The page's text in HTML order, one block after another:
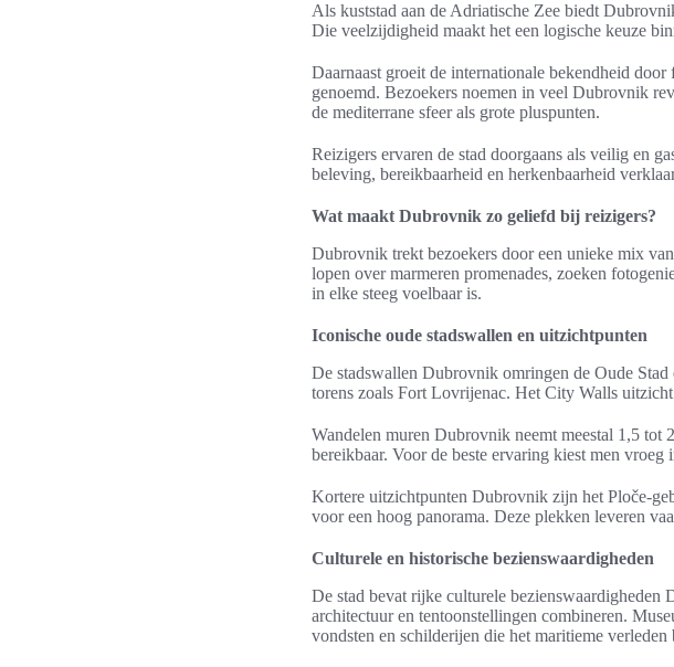
Als kuststad aan de Adriatische Zee biedt
Die veelzijdigheid maakt het een logische keuze
Daarnaast groeit de internationale bekendheid
genoemd. Bezoekers noemen in veel Dubrovnik
de mediterrane sfeer als grote pluspunten.
Reizigers ervaren de stad doorgaans als veilig en
beleving, bereikbaarheid en herkenbaarheid
Wat maakt Dubrovnik zo geliefd bij reizigers?
Dubrovnik trekt bezoekers door een unieke mix
lopen over marmeren promenades, zoeken
in elke steeg voelbaar is.
Iconische oude stadswallen en uitzichtpunten
De stadswallen Dubrovnik omringen de Oude
torens zoals Fort Lovrijenac. Het City Walls
Wandelen muren Dubrovnik neemt meestal 1,5
bereikbaar. Voor de beste ervaring kiest men
Kortere uitzichtpunten Dubrovnik zijn het Ploče-
voor een hoog panorama. Deze plekken leveren
Culturele en historische bezienswaardigheden
De stad bevat rijke culturele bezienswaardigheden
architectuur en tentoonstellingen combineren.
vondsten en schilderijen die het maritieme verleden